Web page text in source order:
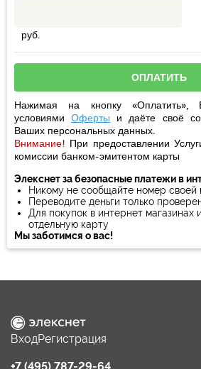
руб.
Нажимая на кнопку «Оплатить»,
условиямиОферты и даёте своё
Ваших персональных данных.
Внимание! При предоставлении
комиссии банком-эмитентом карты
Элекснет за безопасные платежи в
Никому не сообщайте номер своей
Переводите деньги только
Для покупок в интернет магазинах
отдельную карту
Мы заботимся о вас!
ВходРегистрация